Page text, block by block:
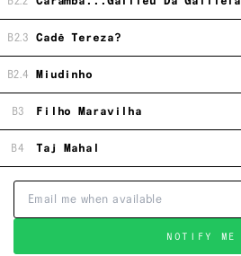
B2.3 Cadê Tereza?
B2.4 Miudinho
B3 Filho Maravilha
B4 Taj Mahal
NOTIFY ME